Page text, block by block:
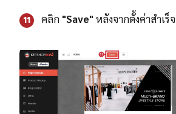
11 คลิก "Save"หลังจากตั้งค่าสำเร็จ